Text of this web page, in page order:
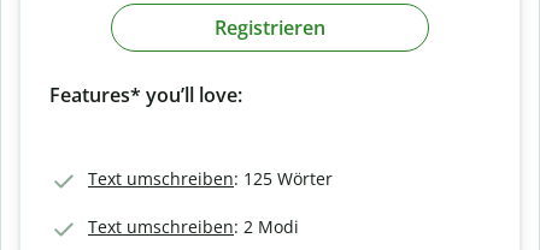
Registrieren
Features* you’ll love:
Text umschreiben: 125 Wörter
Text umschreiben: 2 Modi